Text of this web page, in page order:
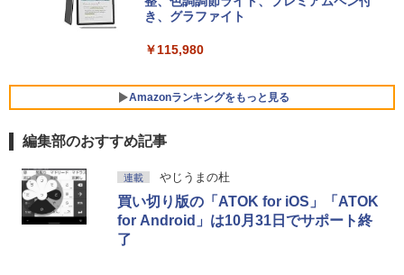
VWK3E15W_AZ
￥139,880
き、グラファイト
￥115,980
Amazonランキングをもっと見る
編集部のおすすめ記事
連載 やじうまの杜
買い切り版の「ATOK for iOS」「ATOK
for Android」は10月31日でサポート終
了